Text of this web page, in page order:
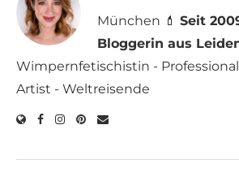
München 💄 Seit
Bloggerin aus
Wimpernfetischistin -
Artist - Weltreisende